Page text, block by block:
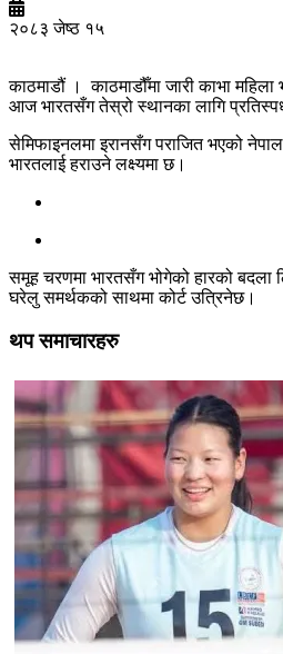
२०८३ जेष्ठ १५
काठमाडौं । काठमाडौँमा जारी काभा
आज भारतसँग तेस्रो स्थानका लागि
सेमिफाइनलमा इरानसँग पराजित भएको
भारतलाई हराउने लक्ष्यमा छ।
समूह चरणमा भारतसँग भोगेको हारको बदला
घरेलु समर्थकको साथमा कोर्ट उत्रिनेछ।
थप समाचारहरु